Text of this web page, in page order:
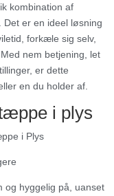
kombination af
Det er en ideel løsning
forkæle sig selv,
nem betjening, let
er dette
en du holder af.
i plys
og hyggelig på, uanset